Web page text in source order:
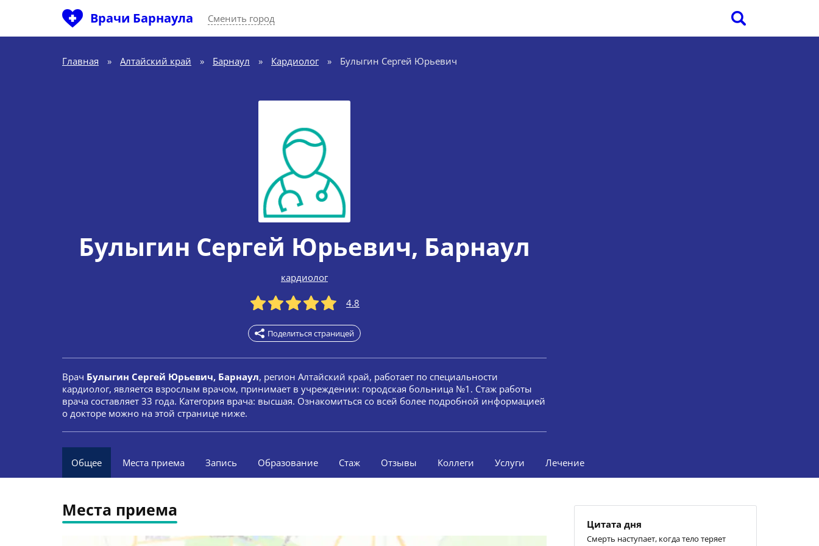
Врачи Барнаула Сменить город
Главная » Алтайский край » Барнаул » Кардиолог » Булыгин Сергей Юрьевич
Булыгин Сергей Юрьевич, Барнаул
кардиолог
4.8
Поделиться страницей
Врач Булыгин Сергей Юрьевич, Барнаул, регион Алтайский край, работает по специальности
кардиолог, является взрослым врачом, принимает в учреждении: городская больница №1. Стаж работы
врача составляет 33 года. Категория врача: высшая. Ознакомиться со всей более подробной информацией
о докторе можно на этой странице ниже.
Общее Места приема Запись Образование Стаж Отзывы Коллеги Услуги Лечение
Места приема
Цитата дня
Смерть наступает, когда тело теряет